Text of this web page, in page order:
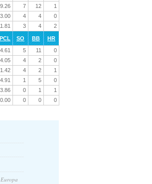
9.26 7 12
1
3.00 4 4
0
3 4 2
PCL SO BB
HR
4.61 5 11
0
4.05 4 2
0
1.42 4 2
1
4.91 1 5
0
3.86 0 1
1
0.00 0 0 0